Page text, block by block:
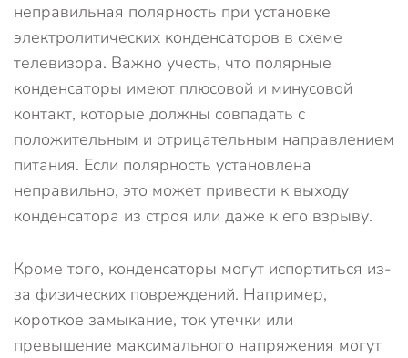
неправильная полярность при установке
электролитических конденсаторов в схеме
телевизора. Важно учесть, что полярные
конденсаторы имеют плюсовой и минусовой
контакт, которые должны совпадать с
положительным и отрицательным направлением
питания. Если полярность установлена
неправильно, это может привести к выходу
конденсатора из строя или даже к его взрыву.
Кроме того, конденсаторы могут испортиться из-
за физических повреждений. Например,
короткое замыкание, ток утечки или
превышение максимального напряжения могут